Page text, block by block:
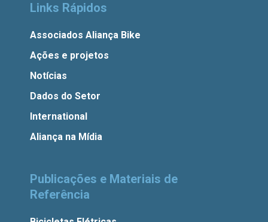
Links Rápidos
Associados Aliança Bike
Ações e projetos
Notícias
Dados do Setor
International
Aliança na Mídia
Publicações e Materiais de
Referência